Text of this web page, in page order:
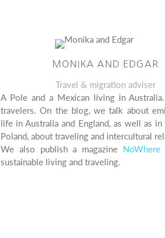
MONIKA AND EDGAR
Travel & migration adviser
A Pole and a Mexican living in
travelers. On the blog, we talk about
life in Australia and England, as well as
Poland, about traveling and intercultural
We also publish a magazine NoWhere
sustainable living and traveling.